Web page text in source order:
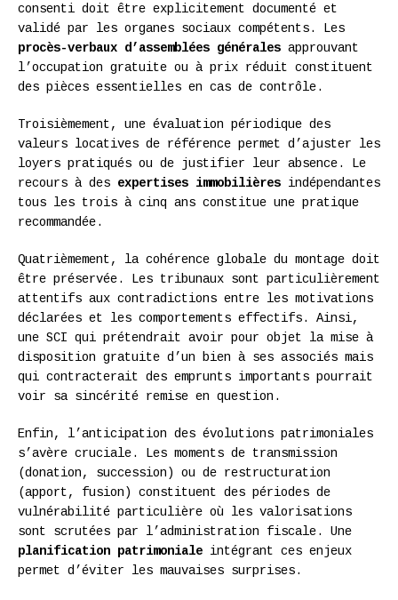
consenti doit être explicitement documenté et
validé par les organes sociaux compétents. Les
procès-verbaux d’assemblées générales approuvant
l’occupation gratuite ou à prix réduit constituent
des pièces essentielles en cas de contrôle.
Troisièmement, une évaluation périodique des
valeurs locatives de référence permet d’ajuster les
loyers pratiqués ou de justifier leur absence. Le
recours à des expertises immobilières indépendantes
tous les trois à cinq ans constitue une pratique
recommandée.
Quatrièmement, la cohérence globale du montage doit
être préservée. Les tribunaux sont particulièrement
attentifs aux contradictions entre les motivations
déclarées et les comportements effectifs. Ainsi,
une SCI qui prétendrait avoir pour objet la mise à
disposition gratuite d’un bien à ses associés mais
qui contracterait des emprunts importants pourrait
voir sa sincérité remise en question.
Enfin, l’anticipation des évolutions patrimoniales
s’avère cruciale. Les moments de transmission
(donation, succession) ou de restructuration
(apport, fusion) constituent des périodes de
vulnérabilité particulière où les valorisations
sont scrutées par l’administration fiscale. Une
planification patrimoniale intégrant ces enjeux
permet d’éviter les mauvaises surprises.